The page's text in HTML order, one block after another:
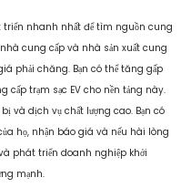
triển nhanh nhất để tìm nguồn cung
cung cấp và nhà sản xuất cung
phải chăng. Bạn có thể tăng gấp
trạm sạc EV cho nền tảng này.
và dịch vụ chất lượng cao. Bạn có
họ, nhận báo giá và nếu hài lòng
phát triển doanh nghiệp khởi
mạnh.